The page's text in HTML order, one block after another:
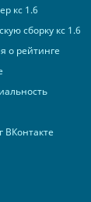
кс 1.6
сборку кс 1.6
о рейтинге
ВКонтакте